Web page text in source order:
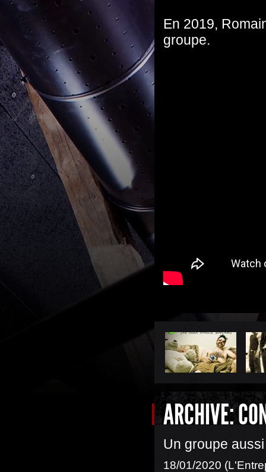
En 2019,
groupe.
ARCHIVE:
Un groupe
18/01/2020